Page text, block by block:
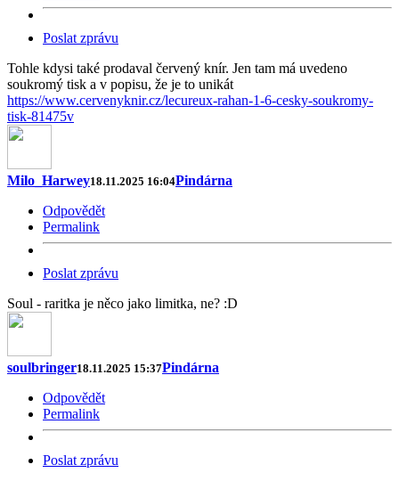
Poslat zprávu
Tohle kdysi také prodaval červený knír. Jen tam má uvedeno
soukromý tisk a v popisu, že je to unikát
https://www.cervenyknir.cz/lecureux-rahan-1-6-cesky-soukromy-
tisk-81475v
Milo_Harwey18.11.2025 16:04Pindárna
Odpovědět
Permalink
Poslat zprávu
Soul - raritka je něco jako limitka, ne? :D
soulbringer18.11.2025 15:37Pindárna
Odpovědět
Permalink
Poslat zprávu